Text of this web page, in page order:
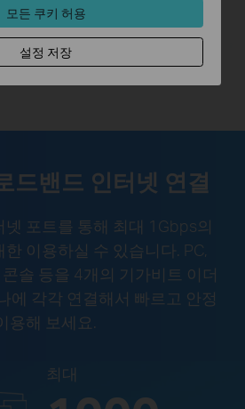
드밴드 인터넷 연결
넷 포트를 통해 최대 1Gbps의
이용하실 수 있습니다. PC,
솔 등을 4개의 기가비트 이더
에 각각 연결해서 빠르고 안정
용해 보세요.
최대
모든 쿠키 허용
설정 저장